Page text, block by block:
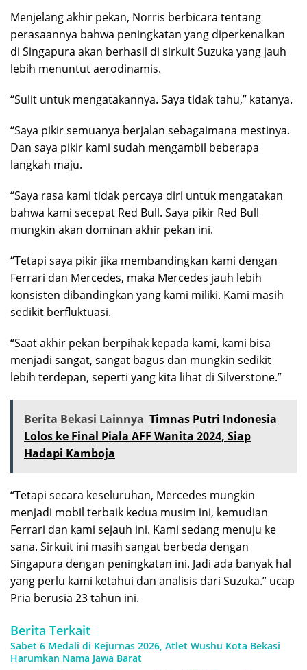
Menjelang akhir pekan, Norris berbicara tentang
perasaannya bahwa peningkatan yang diperkenalkan
di Singapura akan berhasil di sirkuit Suzuka yang jauh
lebih menuntut aerodinamis.
“Sulit untuk mengatakannya. Saya tidak tahu,” katanya.
“Saya pikir semuanya berjalan sebagaimana mestinya.
Dan saya pikir kami sudah mengambil beberapa
langkah maju.
“Saya rasa kami tidak percaya diri untuk mengatakan
bahwa kami secepat Red Bull. Saya pikir Red Bull
mungkin akan dominan akhir pekan ini.
“Tetapi saya pikir jika membandingkan kami dengan
Ferrari dan Mercedes, maka Mercedes jauh lebih
konsisten dibandingkan yang kami miliki. Kami masih
sedikit berfluktuasi.
“Saat akhir pekan berpihak kepada kami, kami bisa
menjadi sangat, sangat bagus dan mungkin sedikit
lebih terdepan, seperti yang kita lihat di Silverstone.”
Berita Bekasi Lainnya Timnas Putri Indonesia
Lolos ke Final Piala AFF Wanita 2024, Siap
Hadapi Kamboja
“Tetapi secara keseluruhan, Mercedes mungkin
menjadi mobil terbaik kedua musim ini, kemudian
Ferrari dan kami sejauh ini. Kami sedang menuju ke
sana. Sirkuit ini masih sangat berbeda dengan
Singapura dengan peningkatan ini. Jadi ada banyak hal
yang perlu kami ketahui dan analisis dari Suzuka.” ucap
Pria berusia 23 tahun ini.
Berita Terkait
Sabet 6 Medali di Kejurnas 2026, Atlet Wushu Kota Bekasi
Harumkan Nama Jawa Barat